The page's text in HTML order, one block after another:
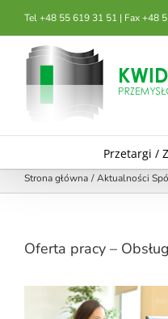
zawartości
Tel +48 55 619 31 51 | Fax +48
Przetargi /
Strona główna Aktualności
Oferta pracy –